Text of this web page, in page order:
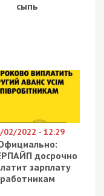
сыпь
02/2022 - 12:29
досрочно
зарплату
работникам